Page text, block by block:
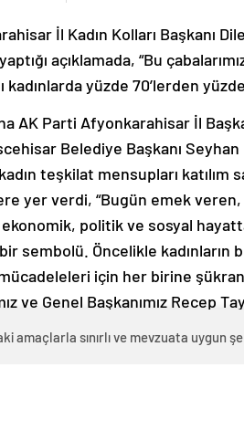
İl Kadın Kolları Başkanı
açıklamada, “Bu
kadınlarda yüzde 70’lerden
AK Parti Afyonkarahisar İl
Belediye Başkanı Seyhan
teşkilat mensupları katılım
yer verdi, “Bugün emek
ekonomik, politik ve sosyal
sembolü. Öncelikle kadınların
için her birine
ve Genel Başkanımız Recep
amaçlarla sınırlı ve mevzuata uygun